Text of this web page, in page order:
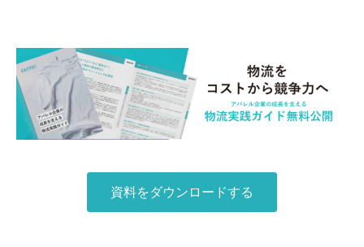
資料をダウンロードする